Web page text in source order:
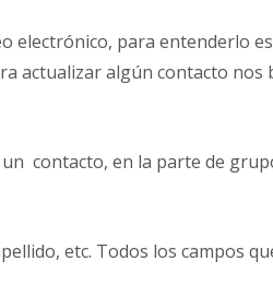
electrónico, para entenderlo
actualizar algún contacto nos
contacto, en la parte de
etc. Todos los campos